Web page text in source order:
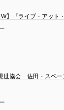
】『ライブ・アット
世協会　佐田・スペ